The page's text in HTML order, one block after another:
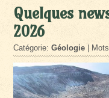
Quelques
2026
Catégorie:Géologie |